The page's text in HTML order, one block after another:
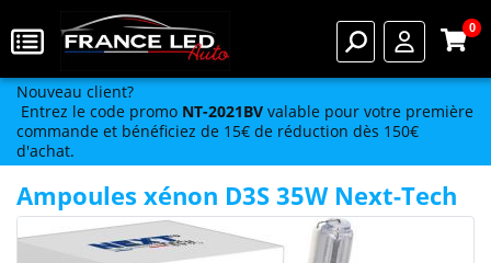
0
Nouveau client?
Entrez le code promo NT-2021BV valable pour votre première
commande et bénéficiez de 15€ de réduction dès 150€
d'achat.
Ampoules xénon D3S 35W Next-Tech